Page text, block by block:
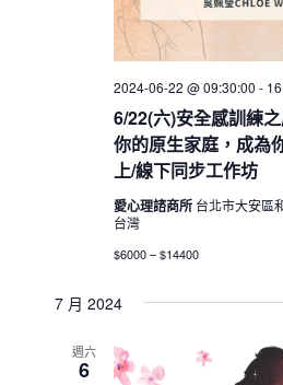
6/22(六)安全感訓練
你的原生家庭，成為
上/線下同步工作坊
2024-06-22 @ 09:30:00 -
愛心理諮商所 台北市大安區
台灣
$6000 – $14400
7 月 2024
週六
6